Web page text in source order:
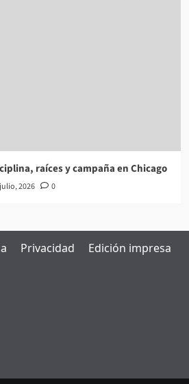
raíces y campaña en Chicago
2026 0
Privacidad Edición impresa